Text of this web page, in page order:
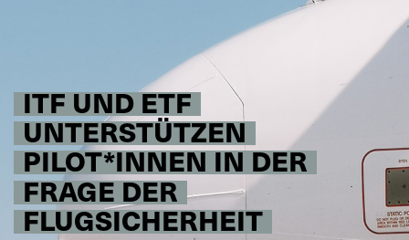
ITF UND ETF
UNTERSTÜTZEN
PILOT*INNEN IN DER
FRAGE DER
FLUGSICHERHEIT